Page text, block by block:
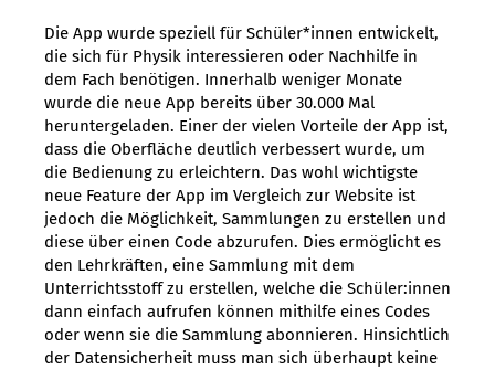
Die App wurde speziell für Schüler*innen entwickelt,
die sich für Physik interessieren oder Nachhilfe in
dem Fach benötigen. Innerhalb weniger Monate
wurde die neue App bereits über 30.000 Mal
heruntergeladen. Einer der vielen Vorteile der App ist,
dass die Oberfläche deutlich verbessert wurde, um
die Bedienung zu erleichtern. Das wohl wichtigste
neue Feature der App im Vergleich zur Website ist
jedoch die Möglichkeit, Sammlungen zu erstellen und
diese über einen Code abzurufen. Dies ermöglicht es
den Lehrkräften, eine Sammlung mit dem
Unterrichtsstoff zu erstellen, welche die Schüler:innen
dann einfach aufrufen können mithilfe eines Codes
oder wenn sie die Sammlung abonnieren. Hinsichtlich
der Datensicherheit muss man sich überhaupt keine